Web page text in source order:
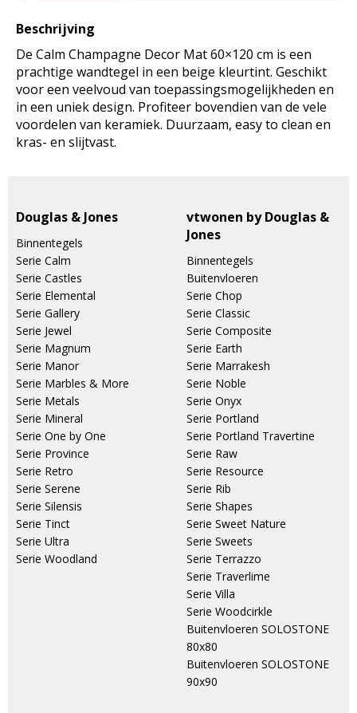
60x120
Beschrijving
De Calm Champagne Decor Mat 60×120 cm is een
prachtige wandtegel in een beige kleurtint. Geschikt
voor een veelvoud van toepassingsmogelijkheden en
in een uniek design. Profiteer bovendien van de vele
voordelen van keramiek. Duurzaam, easy to clean en
kras- en slijtvast.
Douglas & Jones
Binnentegels
Serie Calm
Serie Castles
Serie Elemental
Serie Gallery
Serie Jewel
Serie Magnum
Serie Manor
Serie Marbles & More
Serie Metals
Serie Mineral
Serie One by One
Serie Province
Serie Retro
Serie Serene
Serie Silensis
Serie Tinct
Serie Ultra
Serie Woodland
vtwonen by Douglas &
Jones
Binnentegels
Buitenvloeren
Serie Chop
Serie Classic
Serie Composite
Serie Earth
Serie Marrakesh
Serie Noble
Serie Onyx
Serie Portland
Serie Portland Travertine
Serie Raw
Serie Resource
Serie Rib
Serie Shapes
Serie Sweet Nature
Serie Sweets
Serie Terrazzo
Serie Traverlime
Serie Villa
Serie Woodcirkle
Buitenvloeren SOLOSTONE
80x80
Buitenvloeren SOLOSTONE
90x90